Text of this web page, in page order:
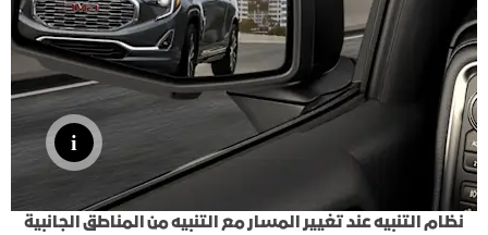
نظام التنبيه عند تغيير المسار مع التنبيه من المناطق الجانبية